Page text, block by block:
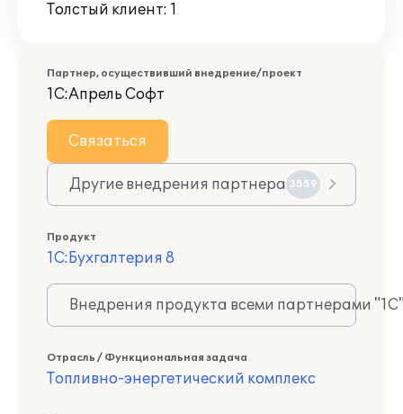
Толстый клиент: 1
Партнер, осуществивший внедрение/проект
1С:Апрель Софт
Связаться
Другие внедрения партнера 3559
Продукт
1С:Бухгалтерия 8
Внедрения продукта всеми партнерами
Отрасль / Функциональная задача
Топливно-энергетический комплекс